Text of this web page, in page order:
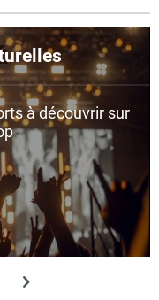
à découvrir sur